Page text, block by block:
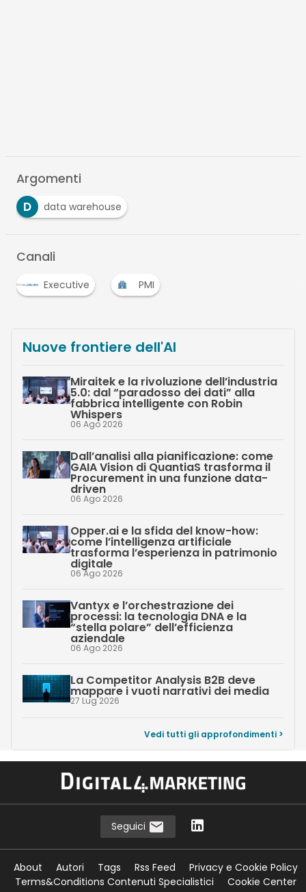
Argomenti
D
data warehouse
Canali
Executive PMI
Nuove frontiere dell'AI
Miraitek e la rivoluzione dell’industria
5.0: dal “paradosso dei dati” alla
fabbrica intelligente con Robin
Whispers
06 Ago 2026
Dall’analisi alla pianificazione: come
GAIA Vision di QuantiaS trasforma il
Procurement in una funzione data-
driven
06 Ago 2026
Opper.ai e la sfida del know-how:
come l’intelligenza artificiale
trasforma l’esperienza in patrimonio
digitale
06 Ago 2026
Vantyx e l’orchestrazione dei
processi: la tecnologia DNA e la
“stella polare” dell’efficienza
aziendale
06 Ago 2026
La Competitor Analysis B2B deve
mappare i vuoti narrativi dei media
27 Lug 2026
Vedi tutti gli approfondimenti >
Seguici
About Autori Tags Rss Feed
Privacy e Cookie Policy
Terms&Conditions Contenuti Specialistici
Cookie Center